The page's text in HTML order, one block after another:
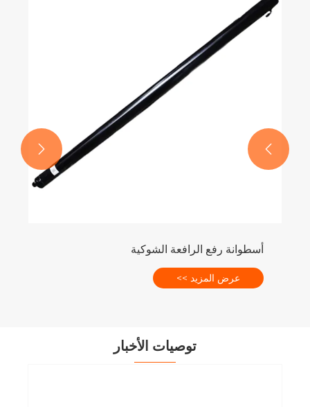
أسطوانة رفع الرافعة الشوكية
عرض المزيد >>


توصيات الأخبار